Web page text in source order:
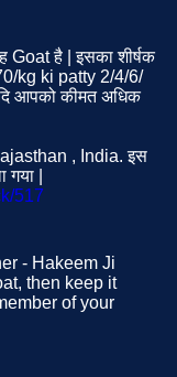
Goat है | इसका शीर्षक
kg ki patty 2/4/6/
आपको कीमत अधिक
, India. इस
|
517
- Hakeem Ji
then keep it
of your